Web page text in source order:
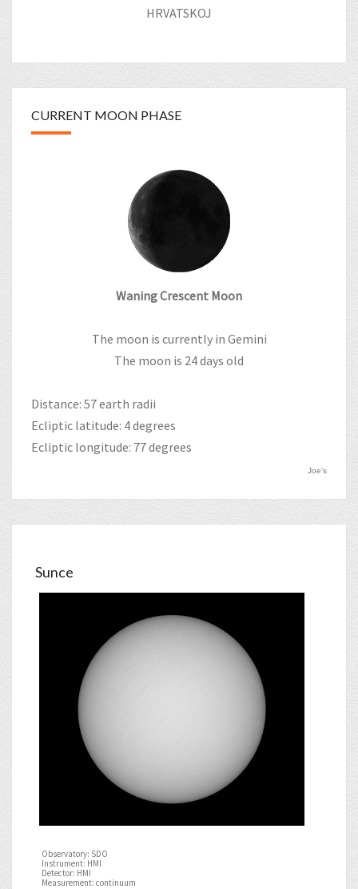
HRVATSKOJ
CURRENT MOON PHASE
Waning Crescent Moon
The moon is currently in Gemini
The moon is 24 days old
Distance: 57 earth radii
Ecliptic latitude: 4 degrees
Ecliptic longitude: 77 degrees
Joe's
Sunce
Observatory: SDO
Instrument: HMI
Detector: HMI
Measurement: continuum